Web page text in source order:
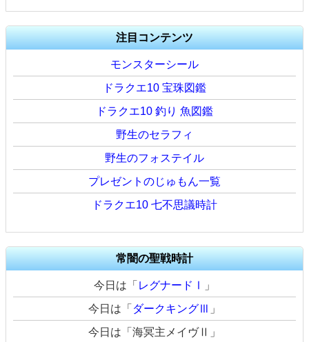
注目コンテンツ
モンスターシール
ドラクエ10 宝珠図鑑
ドラクエ10 釣り 魚図鑑
野生のセラフィ
野生のフォステイル
プレゼントのじゅもん一覧
ドラクエ10 七不思議時計
常闇の聖戦時計
今日は「 レグナードⅠ
」
今日は「 ダークキングⅢ 」
今日は「海冥主メイヴⅡ」